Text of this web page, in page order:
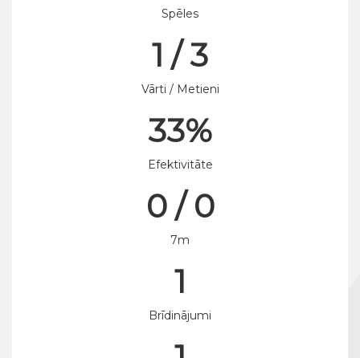
Spēles
1 / 3
Vārti / Metieni
33%
Efektivitāte
0 / 0
7m
1
Brīdinājumi